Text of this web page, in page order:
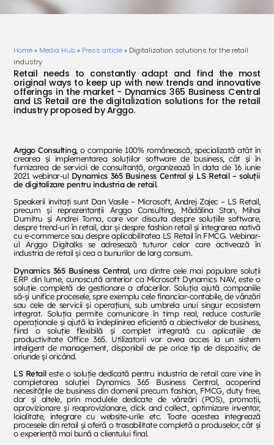
Home» Media Hub» Press article» Digitalization solutions for the retail
industry
Retail needs to constantly adapt and find the most
original ways to keep up with new trends and innovative
offerings in the market - Dynamics 365 Business Central
and LS Retail are the digitalization solutions for the retail
industry proposed by Arggo.
Arggo Consulting, o companie 100% românească, specializată atât în
crearea și implementarea soluțiilor software de business, cât și în
furnizarea de servicii de consultanță, organizează în data de 16 iunie
2021 webinar-ul Dynamics 365 Business Central și LS Retail – soluții
de digitalizare pentru industria de retail.
Speakerii invitați sunt Dan Vasile – Microsoft, Andrej Zajec – LS Retail,
precum și reprezentanții Arggo Consulting, Mădălina Stan, Mihai
Dumitru și Andrei Toma, care vor discuta despre soluțiile software,
despre trend-uri în retail, dar și despre fashion retail și integrarea nativă
cu e-commerce sau despre aplicabilitatea LS Retail în FMCG. Webinar-
ul Arggo Digitalks se adresează tuturor celor care activează în
industria de retail și cea a bunurilor de larg consum.
Dynamics 365 Business Central, una dintre cele mai populare soluții
ERP din lume, cunoscută anterior ca Microsoft Dynamics NAV, este o
soluție completă de gestionare a afacerilor. Soluția ajută companiile
să-și unifice procesele, spre exemplu cele financiar-contabile, de vânzări
sau cele de servicii și operațiuni, sub umbrela unui singur ecosistem
integrat. Soluția permite comunicare în timp real, reduce costurile
operaționale și ajută la îndeplinirea eficientă a obiectivelor de business,
fiind o soluție flexibilă și complet integrată cu aplicațiile de
productivitate Office 365. Utilizatorii vor avea acces la un sistem
inteligent de management, disponibil de pe orice tip de dispozitiv, de
oriunde și oricând.
LS Retaileste o soluție dedicată pentru industria de retail care vine în
completarea soluției Dynamics 365 Business Central, acoperind
necesitățile de business din domenii precum fashion, FMCG, duty free,
dar și altele, prin modulele dedicate de vânzări (POS), promoții,
aprovizionare și reaprovizionare, click and collect, optimizare inventar,
loialitate, integrare cu website-urile etc. Toate acestea integrează
procesele din retail și oferă o trasabilitate completă a produselor, cât și
o experiență mai bună a clientului final.